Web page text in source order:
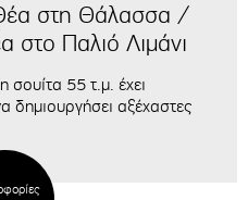
στη Θάλασσα /
στο Παλιό Λιμάνι
σουίτα 55 τ.μ. έχει
δημιουργήσει αξέχαστες